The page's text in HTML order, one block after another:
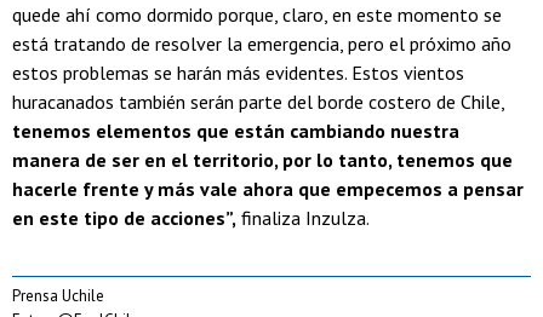
quede ahí como dormido porque, claro, en este momento se
está tratando de resolver la emergencia, pero el próximo año
estos problemas se harán más evidentes. Estos vientos
huracanados también serán parte del borde costero de Chile,
tenemos elementos que están cambiando nuestra
manera de ser en el territorio, por lo tanto, tenemos que
hacerle frente y más vale ahora que empecemos a pensar
en este tipo de acciones”, finaliza Inzulza.
Prensa Uchile